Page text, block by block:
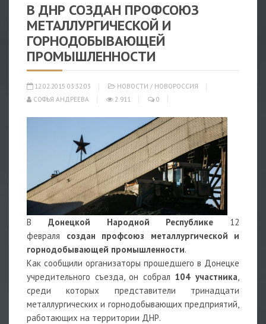
В ДНР СОЗДАН ПРОФСОЮЗ
МЕТАЛЛУРГИЧЕСКОЙ И
ГОРНОДОБЫВАЮЩЕЙ
ПРОМЫШЛЕННОСТИ
12.02.2015 03:32:03 НОВОСТИ / НОВОРОССИЯ
СОФЬЯ АНДРЕЕВА
2 911 0
В Донецкой Народной Республике 12
февраля создан профсоюз металлургической и
горнодобывающей промышленности.
Как сообщили организаторы прошедшего в Донецке
учредительного съезда, он собрал 104 участника
среди которых представители тринадцати
металлургических и горнодобывающих предприятий,
работающих на территории ДНР.